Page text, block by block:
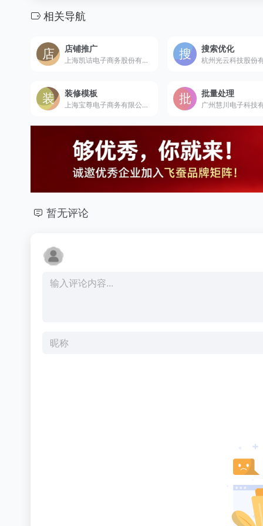
相关导航
店铺推广
上海凯诘电子商务股份有限公司是成立于2010年的天猫多届六星经营服务商，国内领先的全链路数字零售解决方案提供商。
搜索优化
装修模板
上海宝尊电子商务有限公司是成立于2006年的美股上市公司及天猫九连冠六星服务商，全球领先的全链路品牌电商解决方案提供商。
批量处理
暂无评论